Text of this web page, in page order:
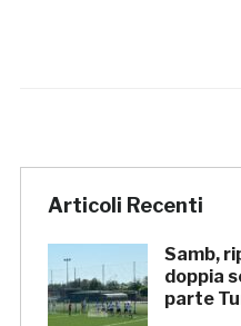
Articoli Recenti
Samb,
doppia
parte